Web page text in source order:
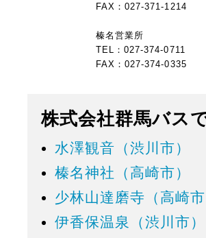
FAX：027-371-1214
榛名営業所
TEL：027-374-0711
FAX：027-374-0335
株式会社群馬バス
水澤観音（渋川市）
榛名神社（高崎市）
少林山達磨寺（高崎市
伊香保温泉（渋川市）